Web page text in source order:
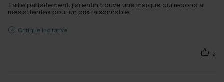
Taille parfaitement. j'ai enfin trouvé une marque qui répond à
mes attentes pour un prix raisonnable.
Critique Incitative
2